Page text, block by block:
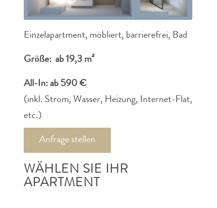
Einzelapartment, möbliert, barrierefrei, Bad
Größe: ab 19,3 m²
All-In: ab 590 €
(inkl. Strom, Wasser, Heizung, Internet-Flat,
etc.)
Anfrage stellen
WÄHLEN SIE IHR
APARTMENT